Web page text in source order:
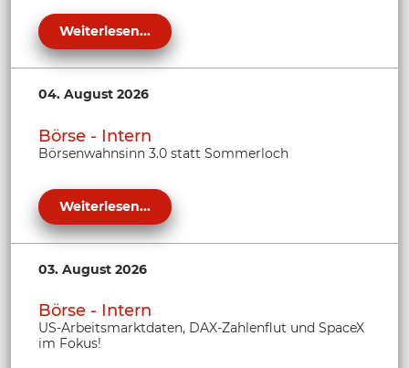
Weiterlesen...
04. August 2026
Börse - Intern
Börsenwahnsinn 3.0 statt Sommerloch
Weiterlesen...
03. August 2026
Börse - Intern
US-Arbeitsmarktdaten, DAX-Zahlenflut und SpaceX
im Fokus!